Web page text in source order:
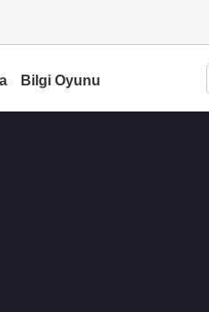
Bilgi Oyunu